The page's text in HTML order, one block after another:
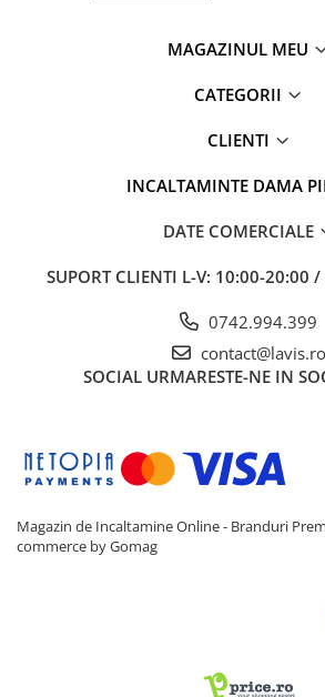
MAGAZINUL MEU
CATEGORII
CLIENTI
INCALTAMINTE DAMA
DATE COMERCIALE
SUPORT CLIENTI L-V: 10:00-20:00
0742.994.399
contact@lavis.ro
SOCIAL URMARESTE-NE IN
Magazin de Incaltamine Online - Branduri
commerce by Gomag